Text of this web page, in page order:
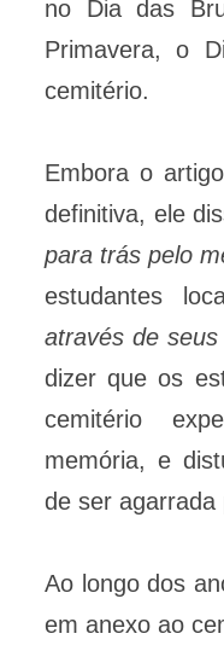
no Dia das
Primavera, o
cemitério.
Embora o
definitiva, ele
para trás pelo
estudantes
através de seus
dizer que os
cemitério
memória, e
de ser agarrada
Ao longo dos
em anexo ao